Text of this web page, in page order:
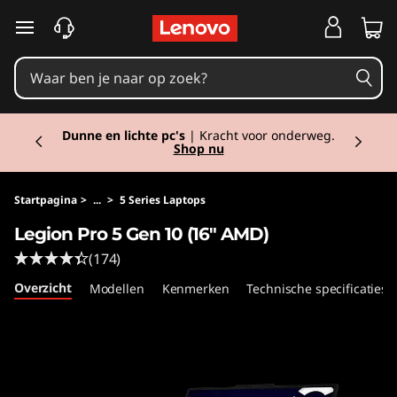
e
g
o
n
P
Ga naar de hoofdinhoud
Back to school!Ga goed voorbereid het
schooljaar in met de nieuwste tech. Shop nu.
Startpagina > ... > 5 Series Laptops
Legion Pro 5 Gen 10 (16" AMD)
(174)
Overzicht Modellen Kenmerken Technische specificaties